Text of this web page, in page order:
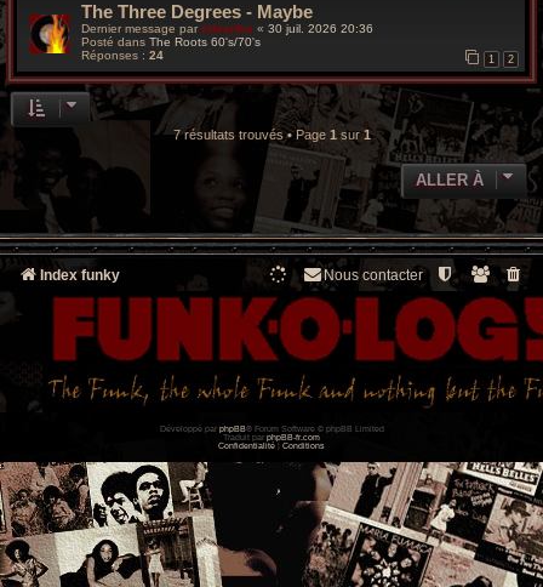
The Three Degrees - Maybe
Dernier message par silverfox « 30 juil. 2026 20:36
Posté dans The Roots 60's/70's
Réponses : 24 1 2
7 résultats trouvés • Page 1 sur 1
ALLER À
Index funky Nous contacter
Développé par phpBB® Forum Software © phpBB Limited
Traduit par phpBB-fr.com
Confidentialité
Conditions